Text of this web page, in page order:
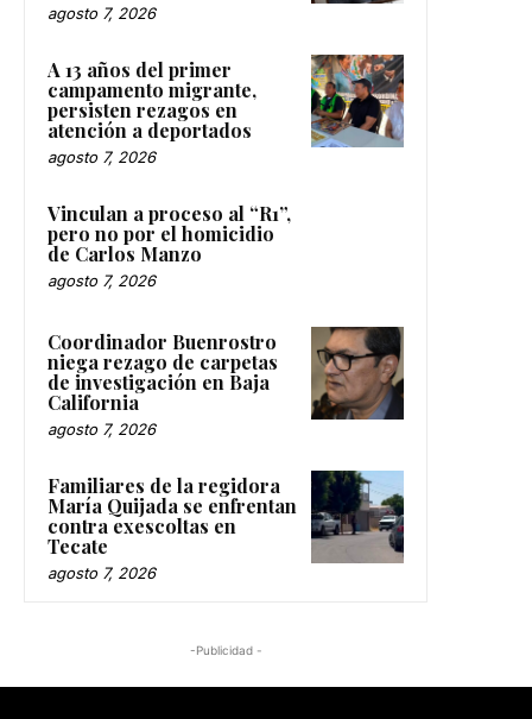
agosto 7, 2026
A 13 años del primer
campamento migrante,
persisten rezagos en
atención a deportados
agosto 7, 2026
Vinculan a proceso al “R1”,
pero no por el homicidio
de Carlos Manzo
agosto 7, 2026
Coordinador Buenrostro
niega rezago de carpetas
de investigación en Baja
California
agosto 7, 2026
Familiares de la regidora
María Quijada se enfrentan
contra exescoltas en
Tecate
agosto 7, 2026
-Publicidad -